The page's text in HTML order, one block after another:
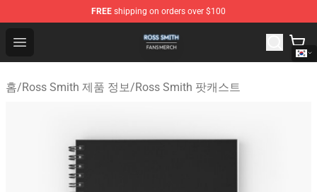
FREE shipping on orders over $100
Open menu
Ross Smith Shop - Official Ross Smith Merchandise
홈/Ross Smith 제품 정보/Ross Smith 팟캐스트